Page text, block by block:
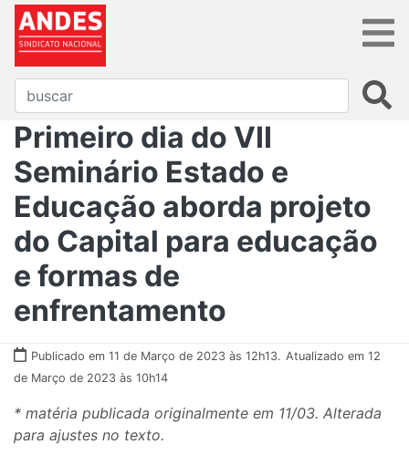
Primeiro dia do VII
Seminário Estado e
Educação aborda projeto
do Capital para educação
e formas de
enfrentamento
Publicado em 11 de Março de 2023 às 12h13. Atualizado em 12
de Março de 2023 às 10h14
* matéria publicada originalmente em 11/03. Alterada
para ajustes no texto.